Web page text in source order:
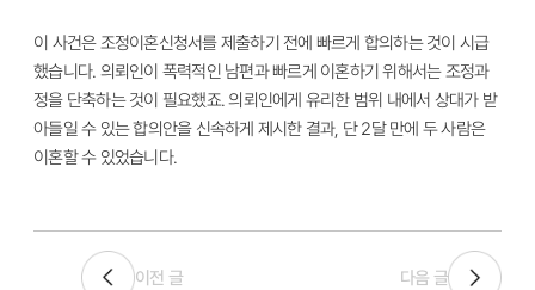
이 사건은 조정이혼신청서를 제출하기 전에 빠르게 합의하는 것이 시급
했습니다. 의뢰인이 폭력적인 남편과 빠르게 이혼하기 위해서는 조정과
정을 단축하는 것이 필요했죠.의뢰인에게 유리한 범위 내에서 상대가 받
아들일 수 있는 합의안을 신속하게 제시한 결과, 단 2달 만에 두 사람은
이혼할 수 있었습니다.
이전 글 다음 글